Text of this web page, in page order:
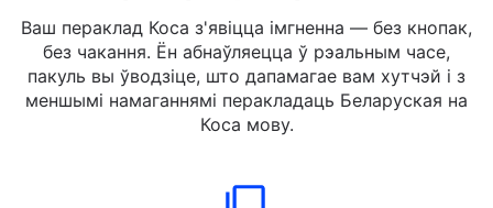
Праверыць пераклад
Ваш пераклад Коса з'явіцца імгненна — без кнопак,
без чакання. Ён абнаўляецца ў рэальным часе,
пакуль вы ўводзіце, што дапамагае вам хутчэй і з
Коса мову.